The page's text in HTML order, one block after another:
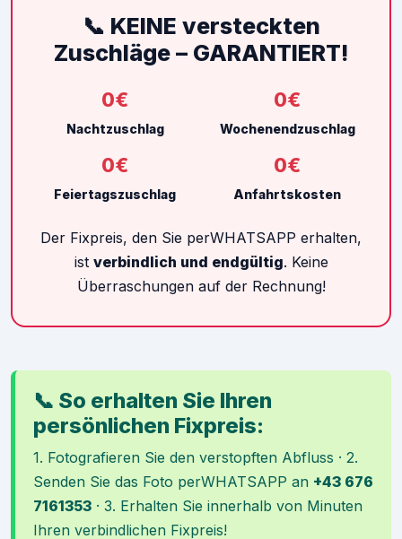
📞 KEINE versteckten
Zuschläge – GARANTIERT!
0€
Nachtzuschlag
0€
Wochenendzuschlag
0€
Feiertagszuschlag
0€
Anfahrtskosten
Der Fixpreis, den Sie perWHATSAPP erhalten,
ist verbindlich und endgültig. Keine
Überraschungen auf der Rechnung!
📞 So erhalten Sie Ihren
persönlichen Fixpreis:
1. Fotografieren Sie den verstopften Abfluss · 2.
Senden Sie das Foto perWHATSAPP an +43 676
7161353 · 3. Erhalten Sie innerhalb von Minuten
Ihren verbindlichen Fixpreis!